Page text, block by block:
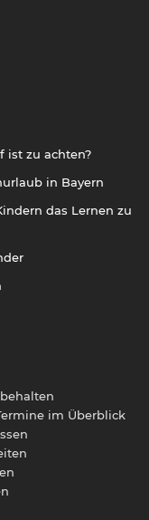
ist zu achten?
in Bayern
das Lernen zu
im Überblick